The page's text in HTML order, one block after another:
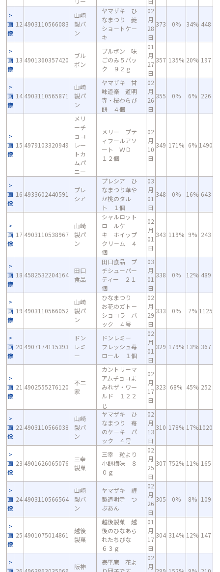
画
像
12 4903110566083
山崎
製パ
ン
ヤマザキ ひ
なまつり 菱
ショ－トケ－
キ
02
月
28
日
373 0% 34% 448
画
像
13 4901360357420
ブル
ボン
ブルボン 味
ごのみ５パッ
ク ９２ｇ
01
月
27
日
357 135% 20% 197
画
像
14 4903110565871
山崎
製パ
ン
ヤマザキ 甘
味道楽 道明
寺・桜わらび
餅 ４個
02
月
26
日
355 0% 6% 226
画
像
15 4979103320949
メリ
ーチ
ョコ
レー
トカ
ムパ
ニー
メリー プテ
ィフールアソ
ート ＷＤ
１２個
02
月
10
日
349 171% 6% 1490
画
像
16 4933602440591
プレ
シア
プレシア ひ
なまつり華や
か桃のタル
ト １個
03
月
01
日
348 0% 16% 643
画
像
17 4903110538967
山崎
製パ
ン
シャルロット
ロ－ルケ－
キ ホイップ
クリ－ム ４
個
02
月
01
日
343 119% 9% 243
画
像
18 4582532204164
田口
食品
田口食品 プ
チシューパー
ティー ２１
個
03
月
01
日
338 0% 12% 489
画
像
19 4903110566052
山崎
製パ
ン
ひなまつり
お花のガト－
ショコラ パ
ック ４号
02
月
29
日
333 0% 7% 1125
画
像
20 4907174115393
ドン
レミ
ー
ドンレミー
フレッシュ苺
ロール １個
02
月
01
日
329 179% 13% 367
画
像
21 4902555276120
不二
家
カントリーマ
アムチョコま
みれザ・ワー
ルド １２２
ｇ
02
月
17
日
323 68% 45% 252
画
像
22 4903110566038
山崎
製パ
ン
ヤマザキ ひ
なまつり 苺
のケ－キ パ
ック ４号
02
月
13
日
310 178% 17%1020
画
像
23 4901626065076
三幸
製菓
三幸 粒より
小餅梅味 ８
０ｇ
02
月
25
日
307 752% 11% 165
画
像
24 4903110566564
山崎
製パ
ン
ヤマザキ 謹
製道明寺 つ
ぶあん
02
月
26
日
305 0% 8% 109
画
像
25 4901075014861
越後
製菓
越後製菓 越
後のひなあら
れたちびな
６３ｇ
01
月
17
日
304 314% 12% 147
阪神
泰平庵 花よ
02
月